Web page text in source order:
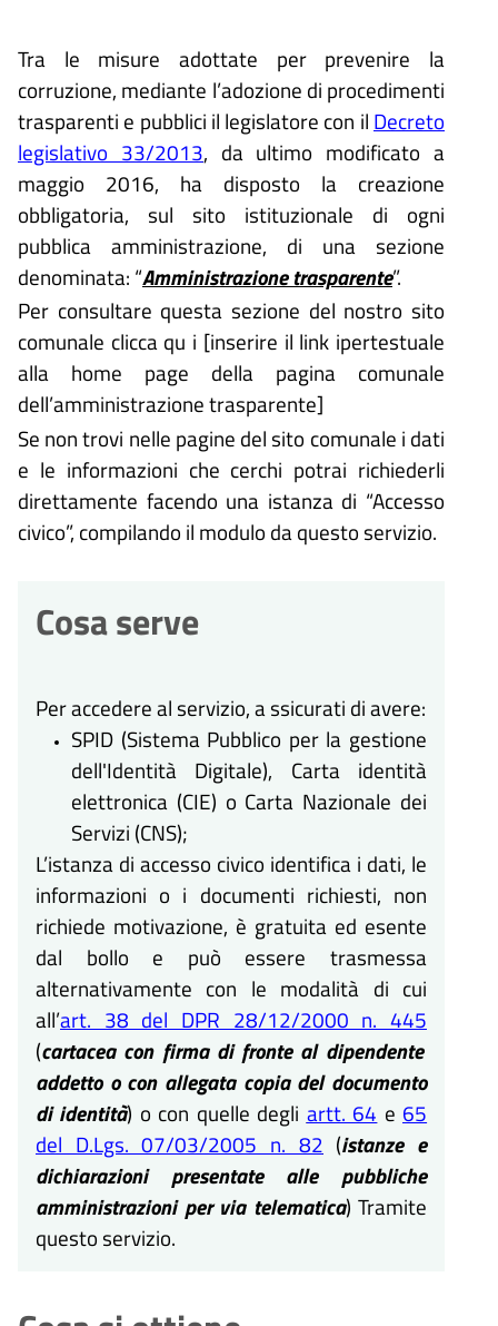
Tra le misure adottate per prevenire la
corruzione, mediante l’adozione di procedimenti
trasparenti e pubblici il legislatore con il Decreto
legislativo 33/2013, da ultimo modificato a
maggio 2016, ha disposto la creazione
obbligatoria, sul sito istituzionale di ogni
pubblica amministrazione, di una sezione
denominata: “Amministrazione trasparente”.
Per consultare questa sezione del nostro sito
comunale clicca qu i [inserire il link ipertestuale
alla home page della pagina comunale
dell’amministrazione trasparente]
Se non trovi nelle pagine del sito comunale i dati
e le informazioni che cerchi potrai richiederli
direttamente facendo una istanza di “Accesso
civico”, compilando il modulo da questo servizio.
Cosa serve
Per accedere al servizio, a ssicurati di avere:
SPID (Sistema Pubblico per la gestione
dell'Identità Digitale), Carta identità
elettronica (CIE) o Carta Nazionale dei
Servizi (CNS);
L’istanza di accesso civico identifica i dati, le
informazioni o i documenti richiesti, non
richiede motivazione, è gratuita ed esente
dal bollo e può essere trasmessa
alternativamente con le modalità di cui
all’art. 38 del DPR 28/12/2000 n. 445
(cartacea con firma di fronte al dipendente
addetto o con allegata copia del documento
di identità) o con quelle degli artt. 64 e 65
del D.Lgs. 07/03/2005 n. 82 (istanze e
dichiarazioni presentate alle pubbliche
amministrazioni per via telematica) Tramite
questo servizio.